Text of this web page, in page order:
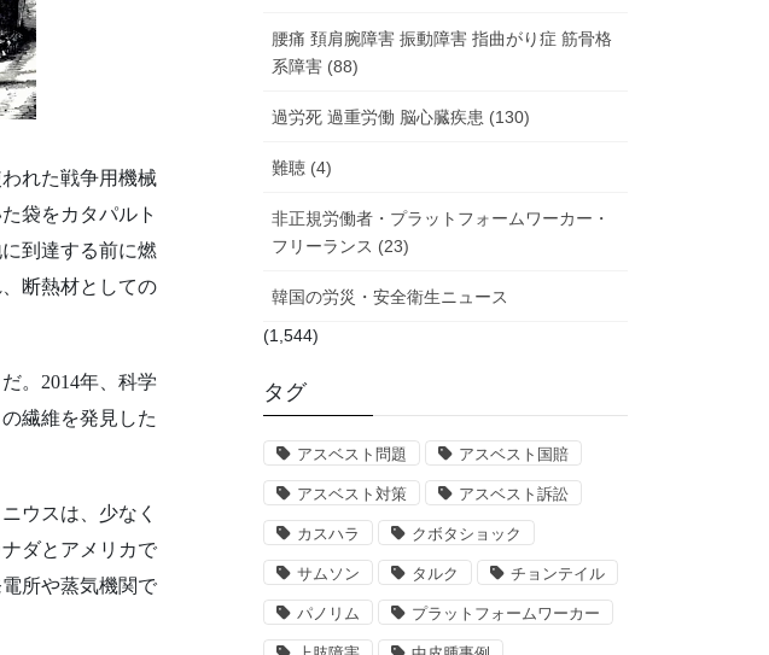
れた戦争用機械
袋をカタパルト
到達する前に燃
断熱材としての
。2014年、科学
繊維を発見した
ウスは、少なく
ダとアメリカで
所や蒸気機関で
腰痛 頚肩腕障害 振動障害 指曲がり症 筋骨格
系障害 (88)
過労死 過重労働 脳心臓疾患 (130)
難聴 (4)
非正規労働者・プラットフォームワーカー・
フリーランス (23)
韓国の労災・安全衛生ニュース
(1,544)
タグ
アスベスト問題 アスベスト国賠
アスベスト対策 アスベスト訴訟
カスハラ クボタショック
サムソン タルク チョンテイル
パノリム プラットフォームワーカー